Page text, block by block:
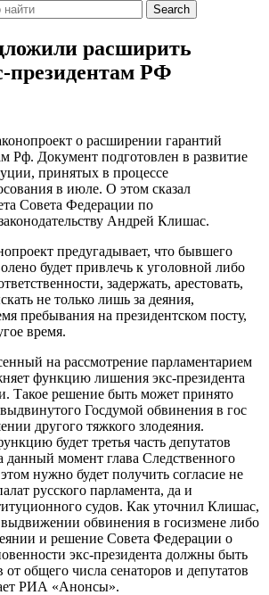
Search
расширить
президентам РФ
о расширении гарантий
Рф. Документ подготовлен в развитие
принятых в процессе
в июле. О этом сказал
Совета Федерации по
Андрей Клишас.
предугадывает, что бывшего
будет привлечь к уголовной либо
задержать, арестовать,
не только лишь за деяния,
пребывания на президентском посту,
время.
на рассмотрение парламентарием
функцию лишения экс-президента
Такое решение быть может принято
Госдумой обвинения в гос
другого тяжкого злодеяния.
будет третья часть депутатов
данный момент глава Следственного
нужно будет получить согласие не
русского парламента, да и
судов. Как уточнил Клишас,
обвинения в госизмене либо
и решение Совета Федерации о
экс-президента должны быть
общего числа сенаторов и депутатов
РИА «Анонсы».